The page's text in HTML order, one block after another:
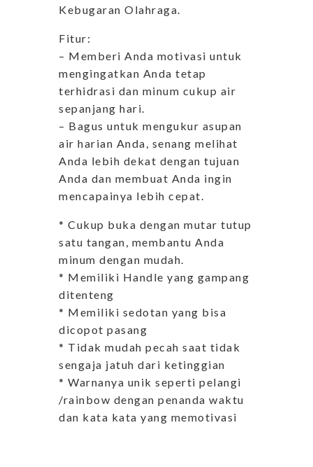
Kebugaran Olahraga.
Fitur:
– Memberi Anda motivasi untuk
mengingatkan Anda tetap
terhidrasi dan minum cukup air
sepanjang hari.
– Bagus untuk mengukur asupan
air harian Anda, senang melihat
Anda lebih dekat dengan tujuan
Anda dan membuat Anda ingin
mencapainya lebih cepat.
* Cukup buka dengan mutar tutup
satu tangan, membantu Anda
minum dengan mudah.
* Memiliki Handle yang gampang
ditenteng
* Memiliki sedotan yang bisa
dicopot pasang
* Tidak mudah pecah saat tidak
sengaja jatuh dari ketinggian
* Warnanya unik seperti pelangi
/rainbow dengan penanda waktu
dan kata kata yang memotivasi